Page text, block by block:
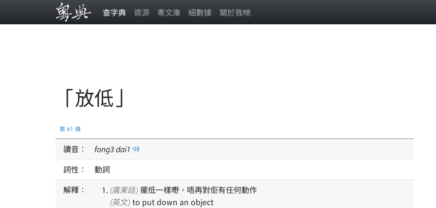
查字典 資源 粵文庫 細數據 關於我哋
「放低」
第 #1 條
讀音： fong3dai1
詞性：
動詞
解釋：
(廣東話) 擺低一樣嘢，唔再對佢有任何動作
(英文) to put down an object